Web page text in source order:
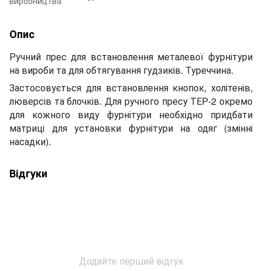
Опис
Ручний прес для встановлення металевої фурнітури
на вироби та для обтягування гудзиків. Туреччина.
Застосовується для встановлення кнопок, холітенів,
люверсів та блочків. Для ручного пресу ТЕР-2 окремо
для кожного виду фурнітури необхідно придбати
матриці для установки фурнітури на одяг (змінні
насадки).
Відгуки
Додайте перший відгук